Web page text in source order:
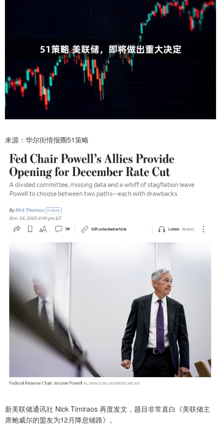
来源：华尔街情报圈51策略
新美联储通讯社 Nick Timiraos 再度发文，题目非常直白《美联储主
席鲍威尔的盟友为12月降息铺路》。